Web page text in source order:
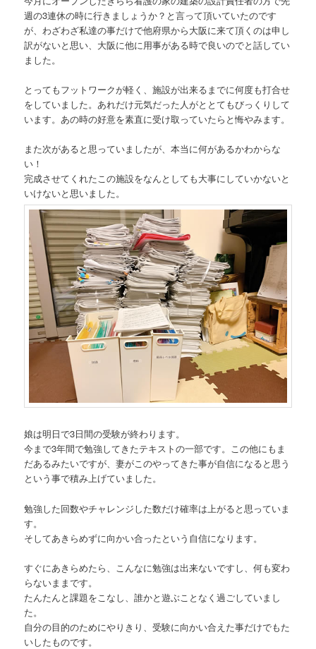
週の3連休の時に行きましょうか？と言って頂いていたのです
が、わざわざ私達の事だけで他府県から大阪に来て頂くのは申し
訳がないと思い、大阪に他に用事がある時で良いのでと話してい
ました。
とってもフットワークが軽く、施設が出来るまでに何度も打合せ
をしていました。あれだけ元気だった人がととてもびっくりして
います。あの時の好意を素直に受け取っていたらと悔やみます。
また次があると思っていましたが、本当に何があるかわからな
い！
完成させてくれたこの施設をなんとしても大事にしていかないと
いけないと思いました。
娘は明日で3日間の受験が終わります。
今まで3年間で勉強してきたテキストの一部です。この他にもま
だあるみたいですが、妻がこのやってきた事が自信になると思う
という事で積み上げていました。
勉強した回数やチャレンジした数だけ確率は上がると思っていま
す。
そしてあきらめずに向かい合ったという自信になります。
すぐにあきらめたら、こんなに勉強は出来ないですし、何も変わ
らないままです。
たんたんと課題をこなし、誰かと遊ぶことなく過ごしていまし
た。
自分の目的のためにやりきり、受験に向かい合えた事だけでもた
いしたものです。